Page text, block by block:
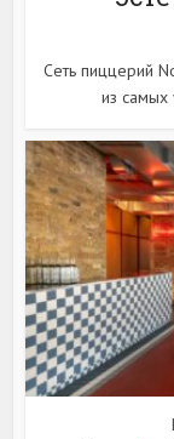
Сеть пиццерий
из самых